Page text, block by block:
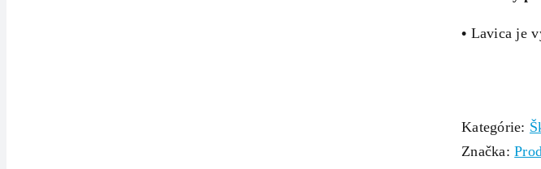
• Lavica je
Kategórie:
Značka: